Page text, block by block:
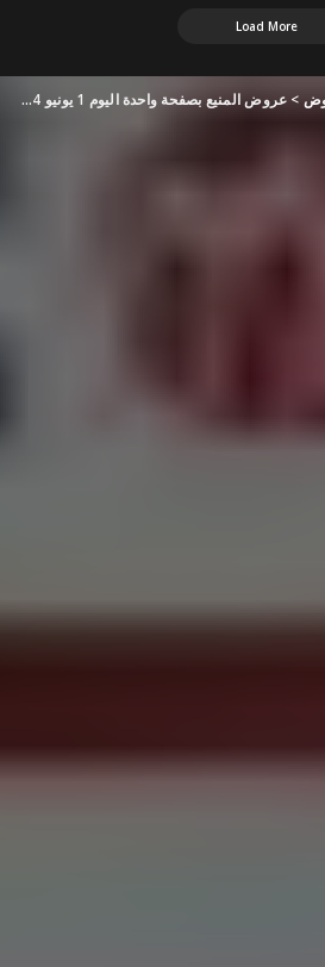
Load More
> عروض المنيع بصفحة واحدة اليوم 1 يونيو 2024